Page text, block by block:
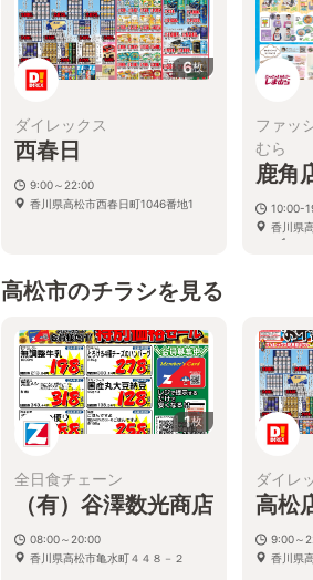
6枚
ダイレックス
西春日
9:00～22:00
香川県高松市西春日町1046番地1
ファッ
むら
鹿角
10:00-
香川県
−１
高松市のチラシを見る
1枚
全日食チェーン
（有）谷澤数光商店
08:00～20:00
香川県高松市亀水町４４８－２
ダイレ
高松
9:00～
香川県